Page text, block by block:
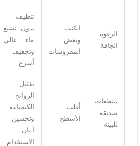
الرغوة
الجافة
الكنب
وبعض
المفروشات
تنظيف
بدون تشبع
ماء عالي
وتجفيف
أسرع
منظفات
صديقة
للبيئة
أغلب
الأسطح
تقليل
الروائح
الكيميائية
وتحسين
أمان
الاستخدام